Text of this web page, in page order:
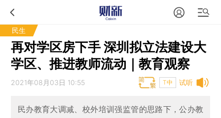
民生
再对学区房下手 深圳拟立法建设大
学区、推进教师流动｜教育观察
试听
2021年08月03日 10:55 T中
民办教育大调减、校外培训强监管的思路下，公办教